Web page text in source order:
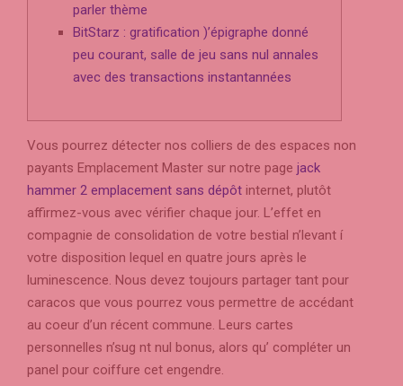
parler thème
BitStarz : gratification )’épigraphe donné
peu courant, salle de jeu sans nul annales
avec des transactions instantannées
Vous pourrez détecter nos colliers de des espaces non
payants Emplacement Master sur notre page jack
hammer 2 emplacement sans dépôt internet, plutôt
affirmez-vous avec vérifier chaque jour. L’effet en
compagnie de consolidation de votre bestial n’levant í
votre disposition lequel en quatre jours après le
luminescence. Nous devez toujours partager tant pour
caracos que vous pourrez vous permettre de accédant
au coeur d’un récent commune. Leurs cartes
personnelles n’sug nt nul bonus, alors qu’ compléter un
panel pour coiffure cet engendre.